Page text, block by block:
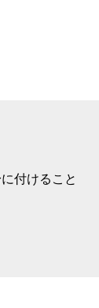
付けること